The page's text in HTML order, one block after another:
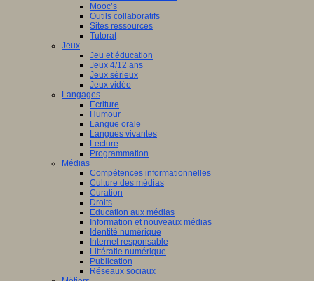
Mooc’s
Outils collaboratifs
Sites ressources
Tutorat
Jeux
Jeu et éducation
Jeux 4/12 ans
Jeux sérieux
Jeux vidéo
Langages
Ecriture
Humour
Langue orale
Langues vivantes
Lecture
Programmation
Médias
Compétences informationnelles
Culture des médias
Curation
Droits
Education aux médias
Information et nouveaux médias
Identité numérique
Internet responsable
Littératie numérique
Publication
Réseaux sociaux